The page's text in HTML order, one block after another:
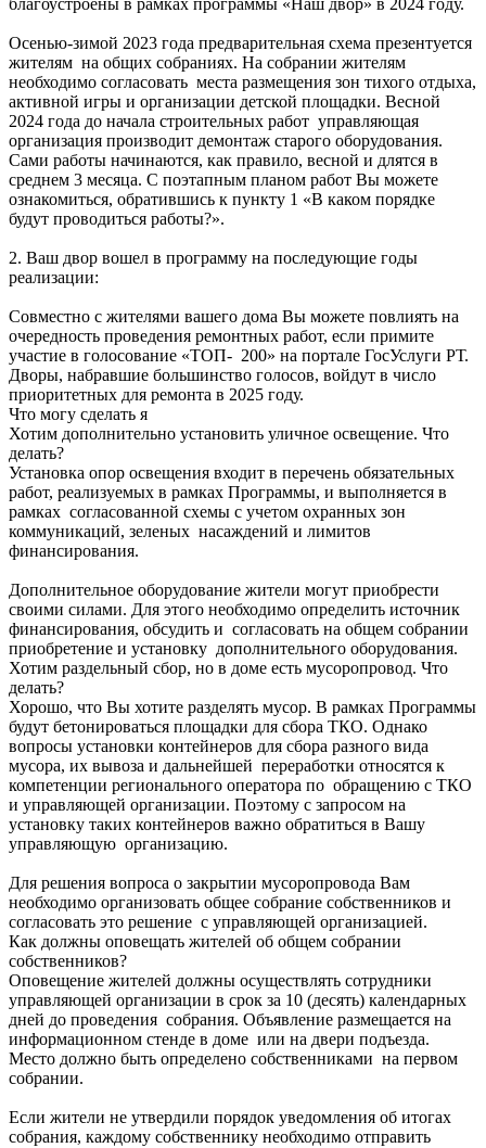
благоустроены в рамках программы «Наш двор» в 2024 году.
Осенью-зимой 2023 года предварительная схема презентуется
жителям на общих собраниях. На собрании жителям
необходимо согласовать места размещения зон тихого отдыха,
активной игры и организации детской площадки. Весной
2024 года до начала строительных работ управляющая
организация производит демонтаж старого оборудования.
Сами работы начинаются, как правило, весной и длятся в
среднем 3 месяца. С поэтапным планом работ Вы можете
ознакомиться, обратившись к пункту 1 «В каком порядке
будут проводиться работы?».
2. Ваш двор вошел в программу на последующие годы
реализации:
Совместно с жителями вашего дома Вы можете повлиять на
очередность проведения ремонтных работ, если примите
участие в голосование «ТОП- 200» на портале ГосУслуги РТ.
Дворы, набравшие большинство голосов, войдут в число
приоритетных для ремонта в 2025 году.
Что могу сделать я
Хотим дополнительно установить уличное освещение. Что
делать?
Установка опор освещения входит в перечень обязательных
работ, реализуемых в рамках Программы, и выполняется в
рамках согласованной схемы с учетом охранных зон
коммуникаций, зеленых насаждений и лимитов
финансирования.
Дополнительное оборудование жители могут приобрести
своими силами. Для этого необходимо определить источник
финансирования, обсудить и согласовать на общем собрании
приобретение и установку дополнительного оборудования.
Хотим раздельный сбор, но в доме есть мусоропровод. Что
делать?
Хорошо, что Вы хотите разделять мусор. В рамках Программы
будут бетонироваться площадки для сбора ТКО. Однако
вопросы установки контейнеров для сбора разного вида
мусора, их вывоза и дальнейшей переработки относятся к
компетенции регионального оператора по обращению с ТКО
и управляющей организации. Поэтому с запросом на
установку таких контейнеров важно обратиться в Вашу
управляющую организацию.
Для решения вопроса о закрытии мусоропровода Вам
необходимо организовать общее собрание собственников и
согласовать это решение с управляющей организацией.
Как должны оповещать жителей об общем собрании
собственников?
Оповещение жителей должны осуществлять сотрудники
управляющей организации в срок за 10 (десять) календарных
дней до проведения собрания. Объявление размещается на
информационном стенде в доме или на двери подъезда.
Место должно быть определено собственниками на первом
собрании.
Если жители не утвердили порядок уведомления об итогах
собрания, каждому собственнику необходимо отправить